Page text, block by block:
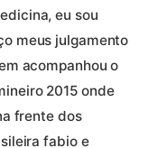
eu sou
meus julgamento
acompanhou o
2015 onde
frente dos
fabio e